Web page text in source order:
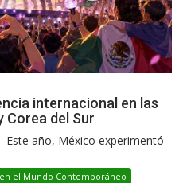
internacional en las
Corea del Sur
Este año, México experimentó
el Mundo Contemporáneo